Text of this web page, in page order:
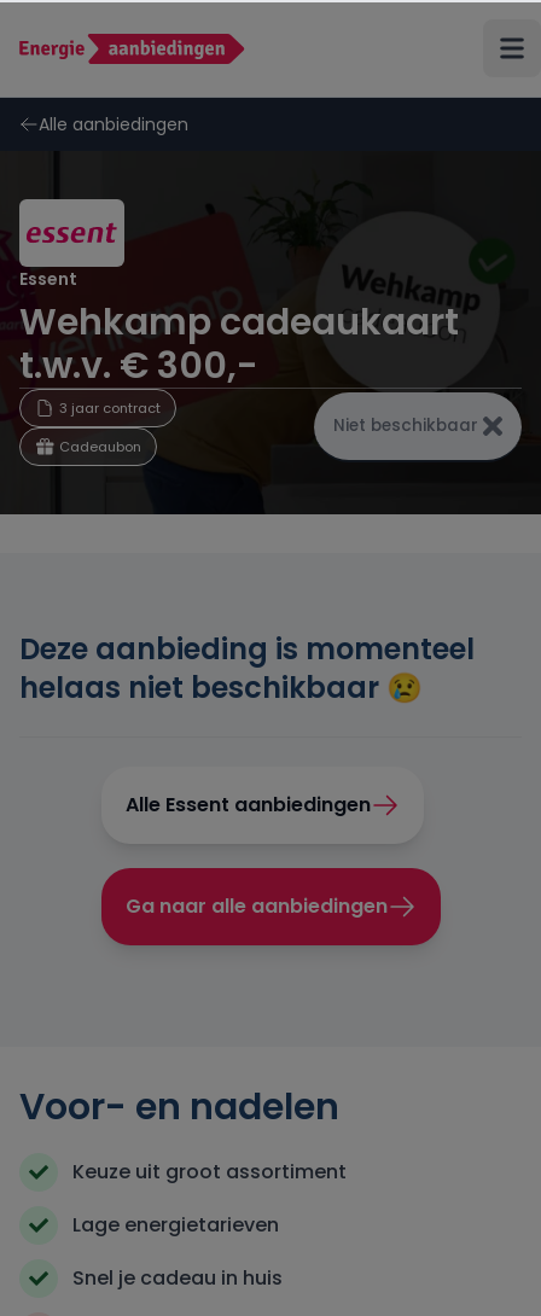
Terug
Budget Thuis
Coolblue Energie
Delta
Eneco
Energiedirect
Essent
Gewoon Energie
Greenchoice
Innova Energie
Powerpeers
Pure Energie
Alle aanbiedingen
Essent
Wehkamp cadeaukaart
t.w.v. € 300,-
3 jaar contract
Cadeaubon
Niet beschikbaar
Deze aanbieding is momenteel
helaas niet beschikbaar 😢
Alle Essent aanbiedingen
Ga naar alle aanbiedingen
Voor- en nadelen
Keuze uit groot assortiment
Lage energietarieven
Snel je cadeau in huis